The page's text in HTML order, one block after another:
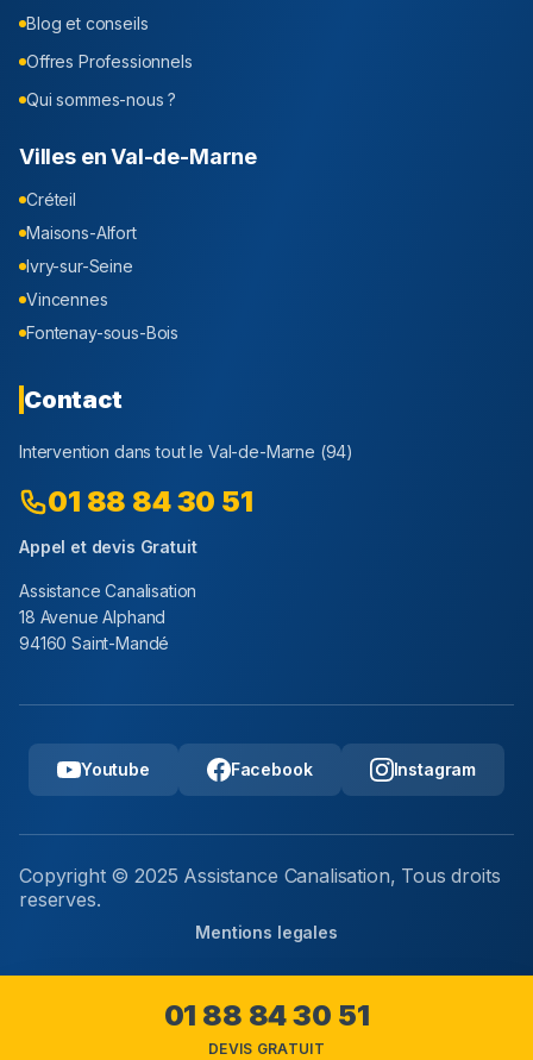
Blog et conseils
Offres Professionnels
Qui sommes-nous ?
Villes enVal-de-Marne
Créteil
Maisons-Alfort
Ivry-sur-Seine
Vincennes
Fontenay-sous-Bois
Contact
Intervention dans tout le Val-de-Marne (94)
01 88 84 30 51
Appel et devis Gratuit
Assistance Canalisation
18 Avenue Alphand
94160 Saint-Mandé
Youtube Facebook Instagram
Copyright © 2025 Assistance Canalisation, Tous droits
reserves.
Mentions legales
01 88 84 30 51
DEVIS GRATUIT